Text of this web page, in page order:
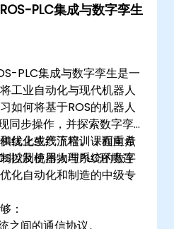
PLC集成与数字孪生
PLC集成与数字孪生是一
工业自动化与现代机器人
如何将基于ROS的机器人
同步操作，并探索数字孪
优化生产流程。课程重点
以及使用物理系统的数字
线上或线下培训，面向希
控制机器人与PLC环境连
化自动化和制造的中级专
：
之间的通信协议。